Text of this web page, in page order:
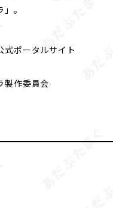
。
式ポータルサイト
製作委員会